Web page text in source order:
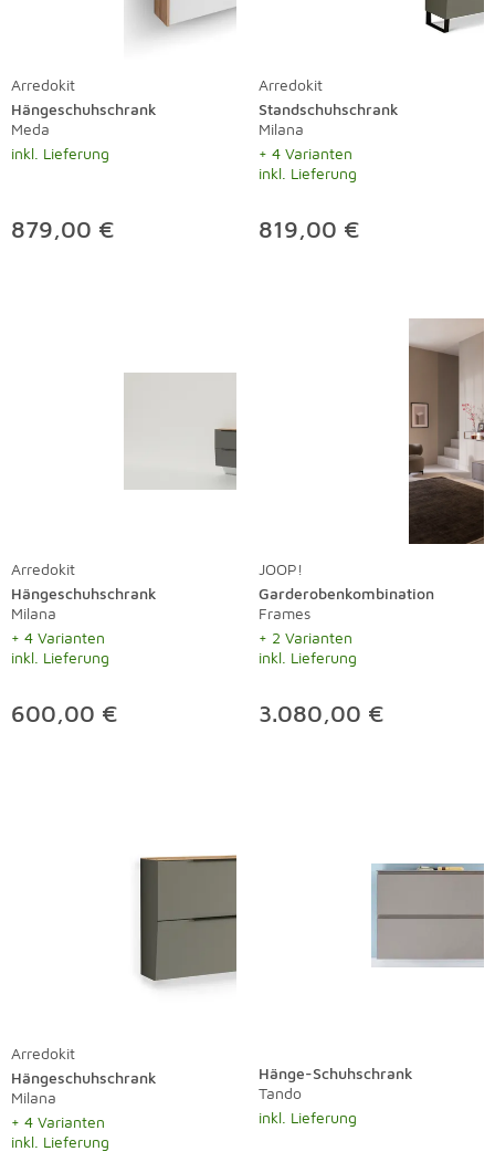
Arredokit
Hängeschuhschrank
Meda
inkl. Lieferung
879,00 €
Arredokit
Standschuhschrank
Milana
+ 4 Varianten
inkl. Lieferung
819,00 €
Arredokit
Hängeschuhschrank
Milana
+ 4 Varianten
inkl. Lieferung
600,00 €
JOOP!
Garderobenkombination
Frames
+ 2 Varianten
inkl. Lieferung
3.080,00 €
Arredokit
Hängeschuhschrank
Milana
+ 4 Varianten
inkl. Lieferung
Hänge-Schuhschrank
Tando
inkl. Lieferung